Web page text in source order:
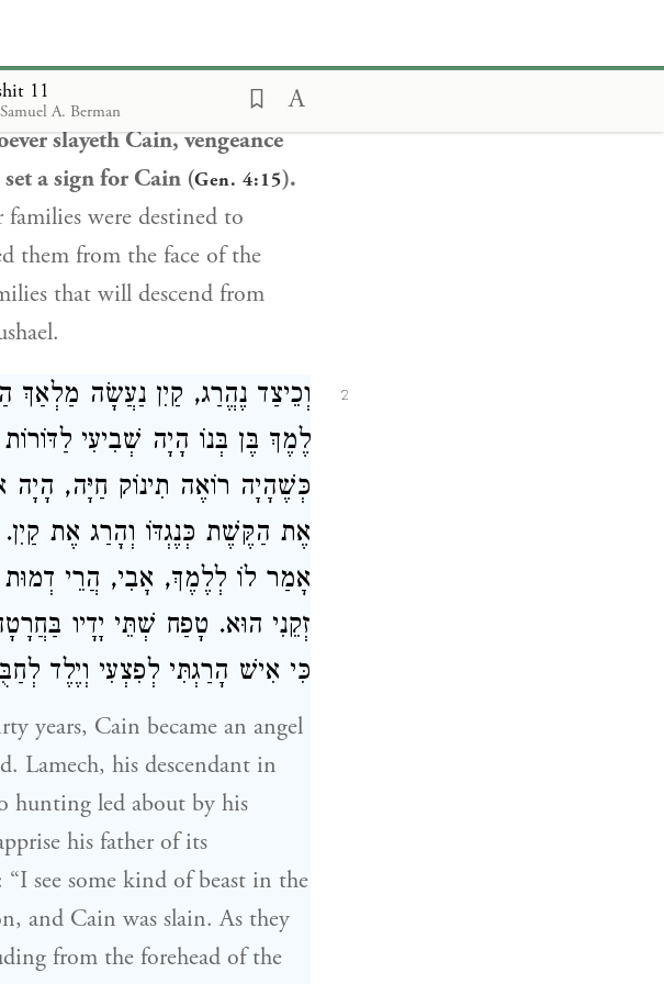
11
A. Berman
הֵן, חֲנוֹךְ עִירָד וּמְחוּיָאֵל
slayeth Cain, vengeance
a sign for Cain (Gen. 4:15).
were destined to
them from the face of the
that will descend from
2
וְכֵיצַד נֶהֱרַג, קַיִן נַעֲשָׂה
לֶמֶךְ בֶּן בְּנוֹ הָיָה שְׁבִיעִי
כְּשֶׁהָיָה רוֹאֶה תִינוֹק חַיָּה, הָיָה
אֶת הַקֶּשֶׁת כְּנֶגְדּוֹ וְהָרַג אֶת קַיִן.
אָמַר לוֹ לְלֶמֶךְ, אָבִי, הֲרֵי
זְקֵנִי הוּא. טָפַח שְׁתֵּי יָדָיו
כִּי אִישׁ הָרַגְתִּי לְפִצְעִי וְיֶלֶד
years, Cain became an angel
Lamech, his descendant in
hunting led about by his
his father of its
see some kind of beast in the
and Cain was slain. As they
from the forehead of the